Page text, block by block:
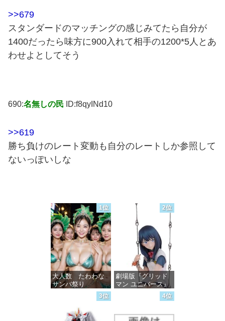
>>679
スタンダードのマッチングの感じみてたら自分が
1400だったら味方に900入れて相手の1200*5人とあ
わせよとしてそう
690:名無しの民 ID:f8qyINd10
>>619
勝ち負けのレート変動も自分のレートしか参照して
ないっぽいしな
1位
大人数 たわわな
サンバ祭り
価格：¥99
2位
劇場版『グリッド
マン ユニバース』
宝多六花 wall figure
1/7スケール プラス
完成品フィギュア
3位 4位